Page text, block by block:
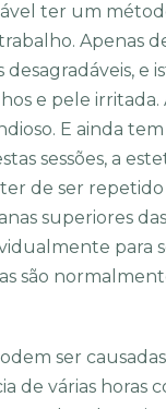
ter um
Apenas
e
e pele
E ainda
sessões, a
de ser repetido
superiores
para
são
ser
de várias horas